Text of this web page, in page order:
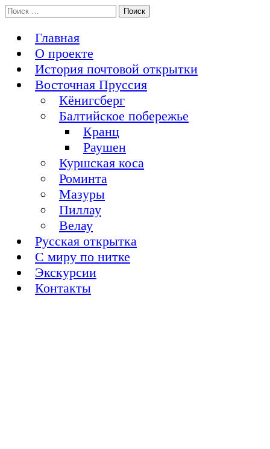
Перейти
к
История Восточной Пруссии в почтовых открытках и не
Поиск:
Главная
О проекте
История почтовой открытки
Восточная Пруссия
Кёнигсберг
Балтийское побережье
Кранц
Раушен
Куршская коса
Роминта
Мазуры
Пиллау
Велау
Русская открытка
С миру по нитке
Экскурсии
Контакты